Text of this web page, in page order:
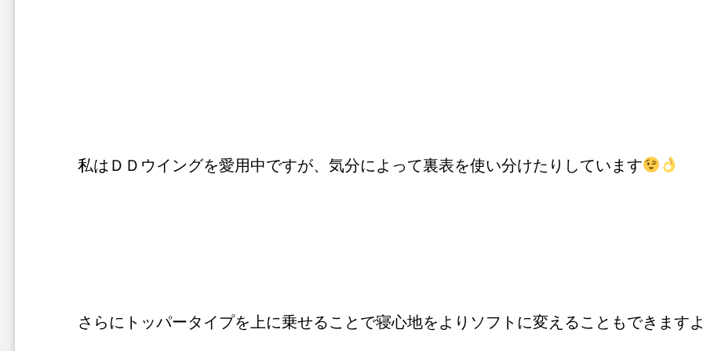
私はＤＤウイングを愛用中ですが、気分によって裏表を使い分けたりしています
さらにトッパータイプを上に乗せることで寝心地をよりソフトに変えることもできます